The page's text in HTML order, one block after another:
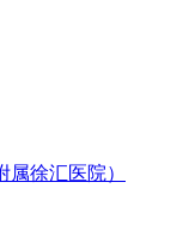
属徐汇医院）